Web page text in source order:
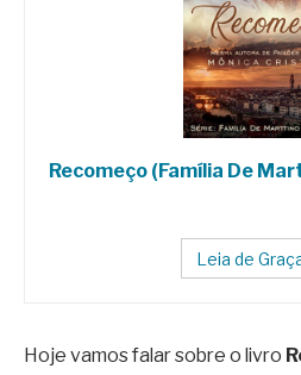
Recomeço (Família De
Leia de
Hoje vamos falar sobre o livro